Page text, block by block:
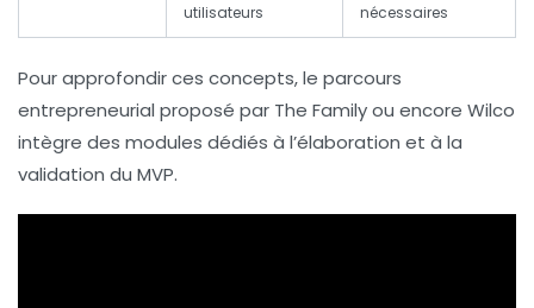
utilisateurs
nécessaires
Pour approfondir ces concepts, le parcours
entrepreneurial proposé par The Familyou encore Wilco
intègre des modules dédiés à l’élaboration et à la
validation du MVP.